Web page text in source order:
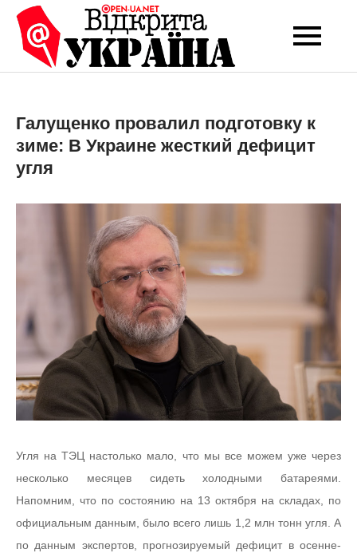
Перейти
вмісту
Open-UA
NET
Це ваше надійне
експертних думок
Галущенко провалил подготовку к
зиме: В Украине жесткий дефицит
угля
Угля на ТЭЦ настолько мало, что мы все можем уже через
несколько месяцев сидеть холодными батареями.
Напомним, что по состоянию на 13 октября на складах, по
официальным данным, было всего лишь 1,2 млн тонн угля. А
по данным экспертов, прогнозируемый дефицит в осенне-